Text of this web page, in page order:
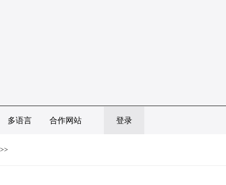
多语言 合作网站 登录
>>